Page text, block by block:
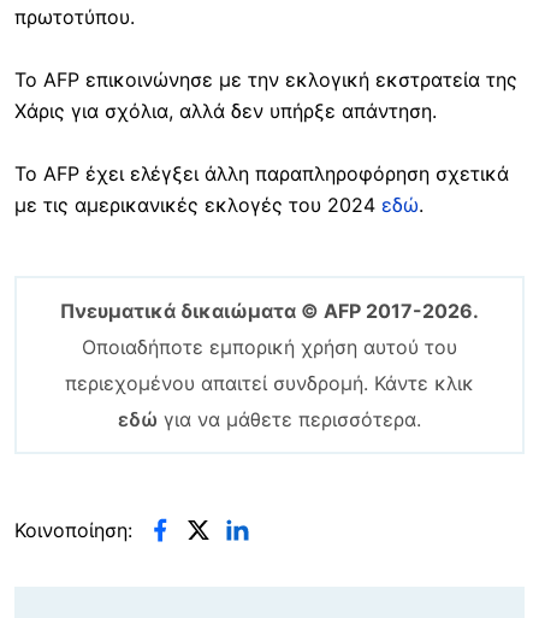
πρωτοτύπου.
Το AFP επικοινώνησε με την εκλογική εκστρατεία της
Χάρις για σχόλια, αλλά δεν υπήρξε απάντηση.
Το AFP έχει ελέγξει άλλη παραπληροφόρηση σχετικά
με τις αμερικανικές εκλογές του 2024 εδώ.
Πνευματικά δικαιώματα © AFP 2017-2026.
Οποιαδήποτε εμπορική χρήση αυτού του
περιεχομένου απαιτεί συνδρομή. Κάντε κλικ
εδώ για να μάθετε περισσότερα.
Κοινοποίηση: